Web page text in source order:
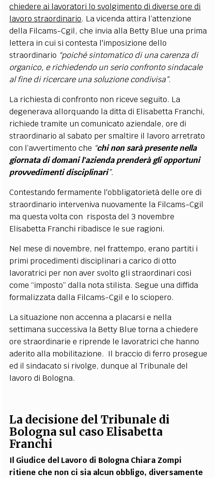
chiedere ai lavoratori lo svolgimento di diverse ore di
lavoro straordinario. La vicenda attira l’attenzione
della Filcams-Cgil, che invia alla Betty Blue una prima
lettera in cui si contesta l'imposizione dello
straordinario “poiché sintomatico di una carenza di
organico, e richiedendo un serio confronto sindacale
al fine di ricercare una soluzione condivisa”.
La richiesta di confronto non riceve seguito. La
degenerava allorquando la ditta di Elisabetta Franchi,
richiede tramite un comunicato aziendale, ore di
straordinario al sabato per smaltire il lavoro arretrato
con l’avvertimento che “chi non sarà presente nella
giornata di domani l'azienda prenderà gli opportuni
provvedimenti disciplinari”.
Contestando fermamente l'obbligatorietà delle ore di
straordinario interveniva nuovamente la Filcams-Cgil
ma questa volta con risposta del 3 novembre
Elisabetta Franchi ribadisce le sue ragioni.
Nel mese di novembre, nel frattempo, erano partiti i
primi procedimenti disciplinari a carico di otto
lavoratrici per non aver svolto gli straordinari così
come “imposto” dalla nota stilista. Segue una diffida
formalizzata dalla Filcams-Cgil e lo sciopero.
La situazione non accenna a placarsi e nella
settimana successiva la Betty Blue torna a chiedere
ore straordinarie e riprende le lavoratrici che hanno
aderito alla mobilitazione. Il braccio di ferro prosegue
ed il sindacato si rivolge, dunque al Tribunale del
lavoro di Bologna.
La decisione del Tribunale di
Bologna sul caso Elisabetta
Franchi
Il Giudice del Lavoro di Bologna Chiara Zompi
ritiene che non ci sia alcun obbligo, diversamente